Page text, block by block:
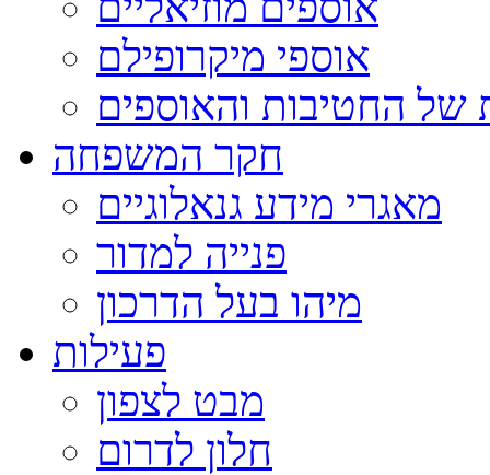
אוספי מיקרופילם
של החטיבות והאוספים
חקר המשפחה
מאגרי מידע גנאלוגיים
פנייה למדור
מיהו בעל הדרכון
פעילות
מבט לצפון
חלון לדרום